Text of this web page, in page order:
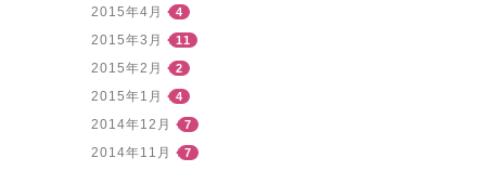
2015年4月 4
2015年3月 11
2015年2月 2
2015年1月 4
2014年12月 7
2014年11月 7